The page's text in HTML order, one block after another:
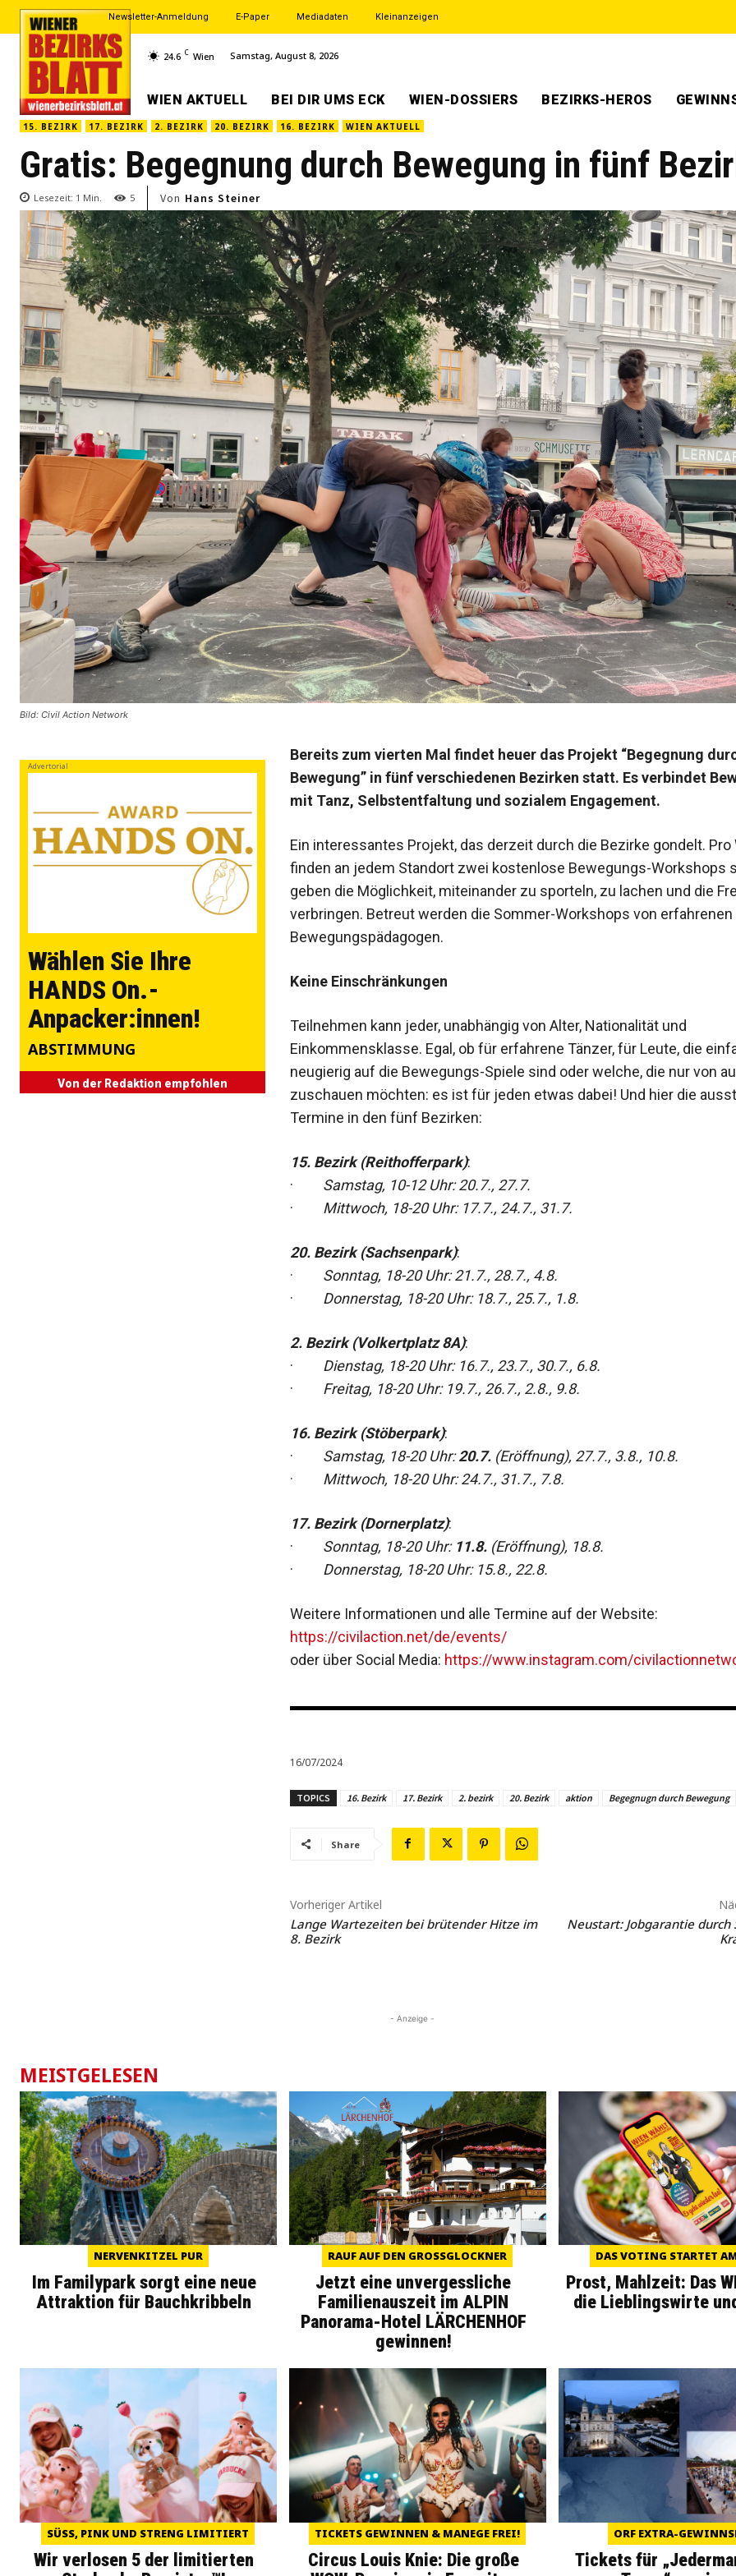
Newsletter-Anmeldung E-Paper Mediadaten Kleinanzeigen
24.6 C Wien Samstag, August 8, 2026
WIEN AKTUELL BEI DIR UMS ECK WIEN-DOSSIERS BEZIRKS-HEROS
15. BEZIRK 17. BEZIRK 2. BEZIRK 20. BEZIRK 16. BEZIRK WIEN AKTUELL
Gratis: Begegnung durch Bewegung in fünf
Lesezeit: 1 Min. 5 Von Hans Steiner
Bild: Civil Action Network
Advertorial
Wählen Sie Ihre
HANDS On.-
Anpacker:innen!
ABSTIMMUNG
Von der Redaktion empfohlen
Bereits zum vierten Mal findet heuer das Projekt “Begegnung
Bewegung” in fünf verschiedenen Bezirken statt. Es verbindet
mit Tanz, Selbstentfaltung und sozialem Engagement.
Ein interessantes Projekt, das derzeit durch die Bezirke gondelt. Pro
finden an jedem Standort zwei kostenlose Bewegungs-Workshops
geben die Möglichkeit, miteinander zu sporteln, zu lachen und die
verbringen. Betreut werden die Sommer-Workshops von erfahrenen
Bewegungspädagogen.
Keine Einschränkungen
Teilnehmen kann jeder, unabhängig von Alter, Nationalität und
Einkommensklasse. Egal, ob für erfahrene Tänzer, für Leute, die
neugierig auf die Bewegungs-Spiele sind oder welche, die nur von
zuschauen möchten: es ist für jeden etwas dabei! Und hier die
Termine in den fünf Bezirken:
15. Bezirk (Reithofferpark):
· Samstag, 10-12 Uhr: 20.7., 27.7.
· Mittwoch, 18-20 Uhr: 17.7., 24.7., 31.7.
20. Bezirk (Sachsenpark):
· Sonntag, 18-20 Uhr: 21.7., 28.7., 4.8.
· Donnerstag, 18-20 Uhr: 18.7., 25.7., 1.8.
2. Bezirk (Volkertplatz 8A):
· Dienstag, 18-20 Uhr: 16.7., 23.7., 30.7., 6.8.
· Freitag, 18-20 Uhr: 19.7., 26.7., 2.8., 9.8.
16. Bezirk (Stöberpark):
· Samstag, 18-20 Uhr:20.7.(Eröffnung), 27.7., 3.8., 10.8.
· Mittwoch, 18-20 Uhr: 24.7., 31.7., 7.8.
17. Bezirk (Dornerplatz):
· Sonntag, 18-20 Uhr: 11.8.(Eröffnung), 18.8.
· Donnerstag, 18-20 Uhr: 15.8., 22.8.
Weitere Informationen und alle Termine auf der Website:
https://civilaction.net/de/events/
oder über Social Media: https://www.instagram.com/
16/07/2024
TOPICS 16. Bezirk 17. Bezirk 2. bezirk 20. Bezirk aktion Begegnugn durch Bewegung
Share
Vorheriger Artikel
Lange Wartezeiten bei brütender Hitze im
8. Bezirk
Neustart: Jobgarantie durch
- Anzeige -
MEISTGELESEN
NERVENKITZEL PUR
Im Familypark sorgt eine neue
Attraktion für Bauchkribbeln
RAUF AUF DEN GROSSGLOCKNER
Jetzt eine unvergessliche
Familienauszeit im ALPIN
Panorama-Hotel LÄRCHENHOF
gewinnen!
DAS VOTING STARTET
Prost, Mahlzeit: Das
die Lieblingswirte
SÜSS, PINK UND STRENG LIMITIERT
Wir verlosen 5 der limitierten
TICKETS GEWINNEN & MANEGE FREI!
Circus Louis Knie: Die große
ORF EXTRA-
Tickets für